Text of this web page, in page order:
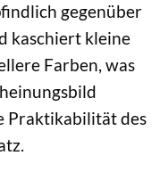
gegenüber
kaschiert kleine
Farben, was
Praktikabilität des